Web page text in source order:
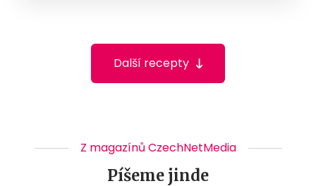
Další recepty
Z magazínů CzechNetMedia
Píšeme jinde